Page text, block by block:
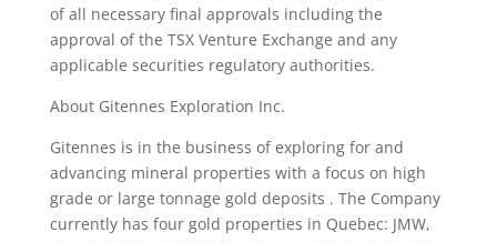
of all necessary final approvals including the
approval of the TSX Venture Exchange and any
applicable securities regulatory authorities.
About Gitennes Exploration Inc.
Gitennes is in the business of exploring for and
advancing mineral properties with a focus on high
grade or large tonnage gold deposits . The Company
currently has four gold properties in Quebec: JMW,